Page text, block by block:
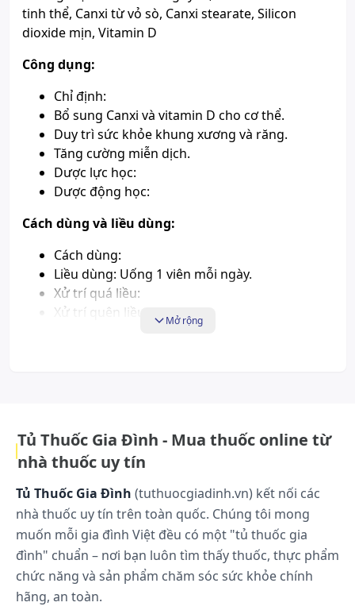
tinh thể, Canxi từ vỏ sò, Canxi stearate, Silicon
dioxide mịn, Vitamin D
Công dụng:
Chỉ định:
Bổ sung Canxi và vitamin D cho cơ thể.
Duy trì sức khỏe khung xương và răng.
Tăng cường miễn dịch.
Dược lực học:
Dược động học:
Cách dùng và liều dùng:
Cách dùng:
Liều dùng: Uống 1 viên mỗi ngày.
Xử trí quá liều:
Xử trí quên liều:
Chống chỉ định: Không sử dụng cho người
mẫn cảm với bất kỳ thành phần nào của
Thận trọng:
Không tự ý uống quá liều khuyến cáo,
không dùng Seedcoms Vitamin D Canxi để
thay thế các thuốc trị bệnh.
Đọc kỹ hướng dẫn sử dụng và kiểm tra hạn
dùng cùng cảm quan viên uống trước khi
Mở rộng
Tủ Thuốc Gia Đình - Mua thuốc online từ
nhà thuốc uy tín
Tủ Thuốc Gia Đình (tuthuocgiadinh.vn) kết nối các
nhà thuốc uy tín trên toàn quốc. Chúng tôi mong
muốn mỗi gia đình Việt đều có một "tủ thuốc gia
đình" chuẩn – nơi bạn luôn tìm thấy thuốc, thực phẩm
chức năng và sản phẩm chăm sóc sức khỏe chính
hãng, an toàn.